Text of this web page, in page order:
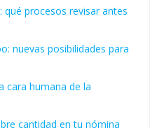
qué procesos revisar antes
nuevas posibilidades para
cara humana de la
cantidad en tu nómina